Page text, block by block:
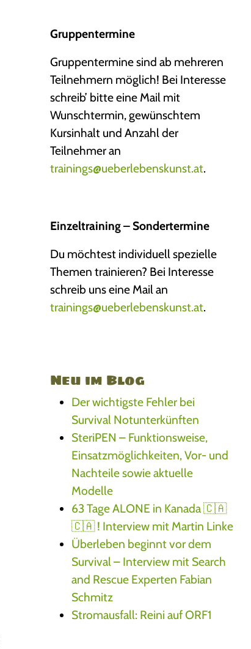
Gruppentermine
Gruppentermine sind ab mehreren
Teilnehmern möglich! Bei Interesse
schreib’ bitte eine Mail mit
Wunschtermin, gewünschtem
Kursinhalt und Anzahl der
Teilnehmer an
trainings@ueberlebenskunst.at.
Einzeltraining – Sondertermine
Du möchtest individuell spezielle
Themen trainieren? Bei Interesse
schreib uns eine Mail an
trainings@ueberlebenskunst.at.
Neu im Blog
Der wichtigste Fehler bei
Survival Notunterkünften
SteriPEN – Funktionsweise,
Einsatzmöglichkeiten, Vor- und
Nachteile sowie aktuelle
Modelle
63 Tage ALONE in Kanada 🇨🇦
🇨🇦 ! Interview mit Martin Linke
Überleben beginnt vor dem
Survival – Interview mit Search
and Rescue Experten Fabian
Schmitz
Stromausfall: Reini auf ORF1